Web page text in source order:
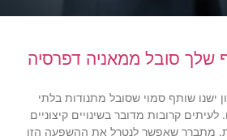
שלך סובל ממאניה דפרסיה
ישנו שותף סמוי שסובל מתנודות בלתי
קרובות מדובר בשינויים קיצוניים
מתברר שאפשר לנטרל את ההשפעה הזו